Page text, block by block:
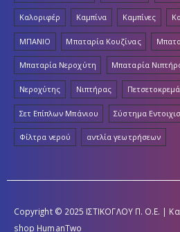
Καλοριφέρ Καμπίνα Καμπίνες
ΜΠΑΝΙΟ Μπαταρία Κουζίνας
Μπαταρία Νεροχύτη Μπαταρία
Νεροχύτης Νιπτήρας
Σετ Επίπλων Μπάνιου Σύστημα
Φίλτρα νερού αντλία γεωτρήσεων
Copyright © 2025 ΙΣΤΙΚΟΓΛΟΥ Π. Ο.Ε. |
shop HumanTwo